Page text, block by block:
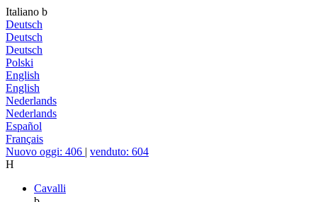
Italiano b
Deutsch
Deutsch
Deutsch
Polski
English
English
Nederlands
Nederlands
Español
Français
Nuovo oggi: 406 | venduto: 604
H
Cavalli